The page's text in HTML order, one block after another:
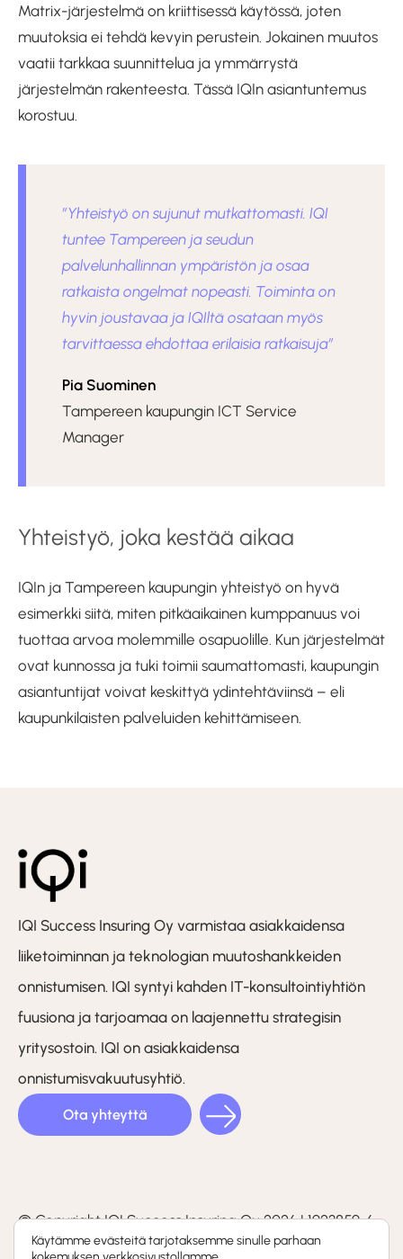
Matrix-järjestelmä on kriittisessä käytössä, joten
muutoksia ei tehdä kevyin perustein. Jokainen muutos
vaatii tarkkaa suunnittelua ja ymmärrystä
järjestelmän rakenteesta. Tässä IQIn asiantuntemus
korostuu.
”Yhteistyö on sujunut mutkattomasti. IQI
tuntee Tampereen ja seudun
palvelunhallinnan ympäristön ja osaa
ratkaista ongelmat nopeasti. Toiminta on
hyvin joustavaa ja IQIltä osataan myös
tarvittaessa ehdottaa erilaisia ratkaisuja”
Pia Suominen
Tampereen kaupungin ICT Service
Manager
Yhteistyö, joka kestää aikaa
IQIn ja Tampereen kaupungin yhteistyö on hyvä
esimerkki siitä, miten pitkäaikainen kumppanuus voi
tuottaa arvoa molemmille osapuolille. Kun järjestelmät
ovat kunnossa ja tuki toimii saumattomasti, kaupungin
asiantuntijat voivat keskittyä ydintehtäviinsä – eli
kaupunkilaisten palveluiden kehittämiseen.
IQI Success Insuring Oy varmistaa asiakkaidensa
liiketoiminnan ja teknologian muutoshankkeiden
onnistumisen. IQI syntyi kahden IT-konsultointiyhtiön
fuusiona ja tarjoamaa on laajennettu strategisin
yritysostoin. IQI on asiakkaidensa
onnistumisvakuutusyhtiö.
Ota yhteyttä
(F)
© Copyright IQI Success Insuring Oy 2026 | 1923859-6
Käytämme evästeitä tarjotaksemme sinulle parhaan